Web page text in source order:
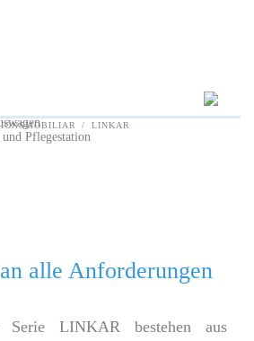
Pflegestation
LINKAR
alle Anforderungen
LINKAR bestehen aus